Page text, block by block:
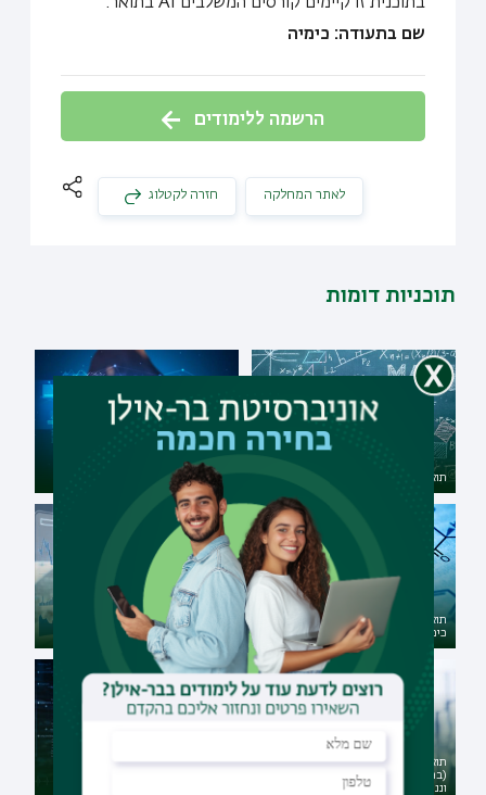
שם בתעודה: כימיה
הרשמה ללימודים
חזרה לקטלוג לאתר המחלקה
תוכניות דומות
תואר ראשון במתמטיקה תואר שני בביופיזיקה
תואר שני במגמת
כימו-אינפורמטיקה
תואר שני במתמטיקה פיננסית
תואר ראשון בכימיה של חומרים
(במגמת כימיה של חומרים, אנרגיה
וננו-טכנולוגיה)